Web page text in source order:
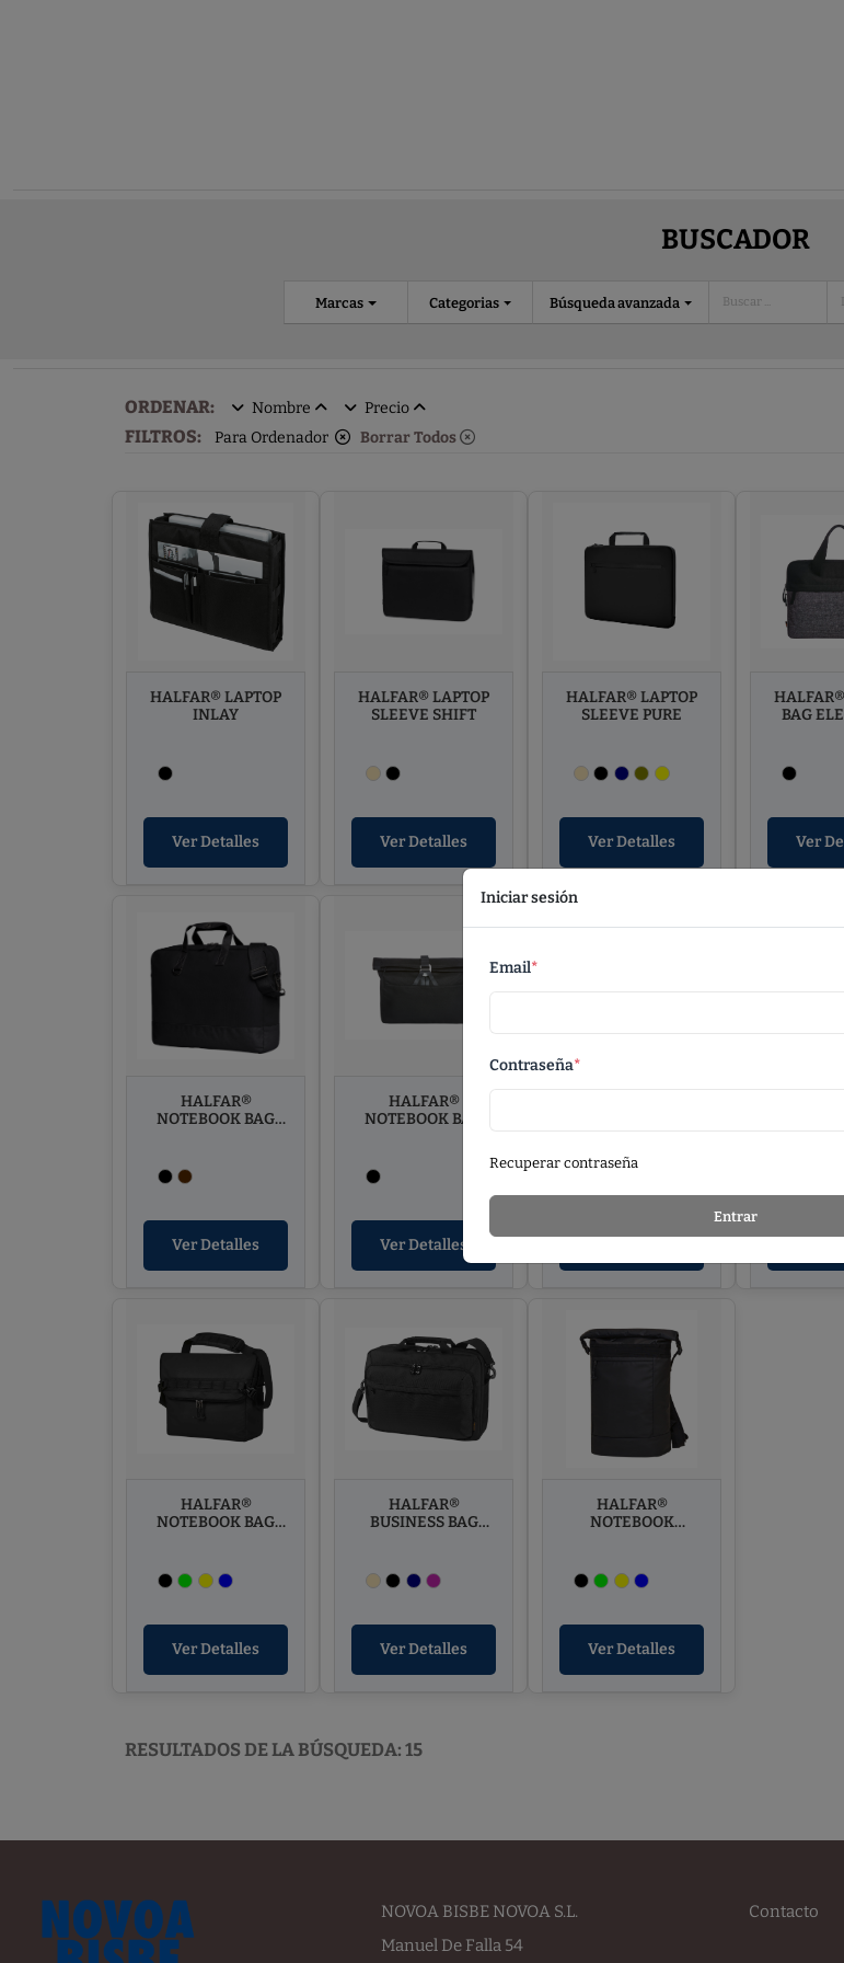
Iniciar sesión
Email*
Contraseña*
Recuperar contraseña
Entrar
BUSCADOR
Categorias
Marcas Búsqueda avanzada
ORDENAR: Nombre Precio
FILTROS: Para Ordenador Borrar Todos
HALFAR® LAPTOP
INLAY
Ver Detalles
HALFAR® LAPTOP
SLEEVE SHIFT
Ver Detalles
HALFAR® LAPTOP
SLEEVE PURE
Ver Detalles
BAG
Ver
HALFAR®
NOTEBOOK BAG
Ver Detalles
HALFAR®
NOTEBOOK BAG
Ver Detalles
HALFAR®
NOTEBOOK BAG
Ver Detalles
HALFAR®
BUSINESS BAG
Ver Detalles
HALFAR®
NOTEBOOK
Ver Detalles
RESULTADOS DE LA BÚSQUEDA: 15
NOVOA BISBE NOVOA S.L.
Manuel De Falla 54
Contacto